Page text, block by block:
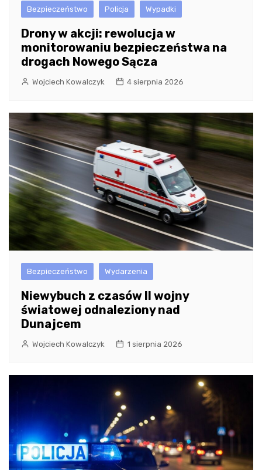
Bezpieczeństwo Policja Wypadki
Drony w akcji: rewolucja w
monitorowaniu bezpieczeństwa na
drogach Nowego Sącza
Wojciech Kowalczyk 4 sierpnia 2026
Bezpieczeństwo Wydarzenia
Niewybuch z czasów II wojny
światowej odnaleziony nad
Dunajcem
Wojciech Kowalczyk 1 sierpnia 2026